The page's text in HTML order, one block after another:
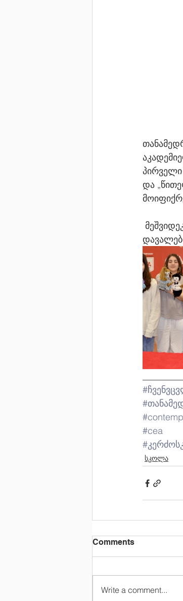
პირველი
და
#cea
სკოლა
Comments
Write a comment...